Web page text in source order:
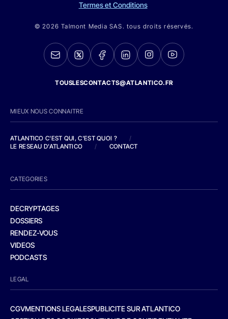
Termes et Conditions
© 2026 Talmont Media SAS. tous droits réservés.
TOUSLESCONTACTS@ATLANTICO.FR
MIEUX NOUS CONNAITRE
ATLANTICO C'EST QUI, C'EST QUOI ?
/
LE RESEAU D'ATLANTICO
/ CONTACT
CATEGORIES
DECRYPTAGES
DOSSIERS
RENDEZ-VOUS
VIDEOS
PODCASTS
LEGAL
CGVMENTIONS LEGALESPUBLICITE SUR ATLANTICO